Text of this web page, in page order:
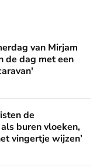
Bouwman eruit?
van Mirjam
de dag met een
‘Zelfs als
de
buren vloeken,
vingertje wijzen’